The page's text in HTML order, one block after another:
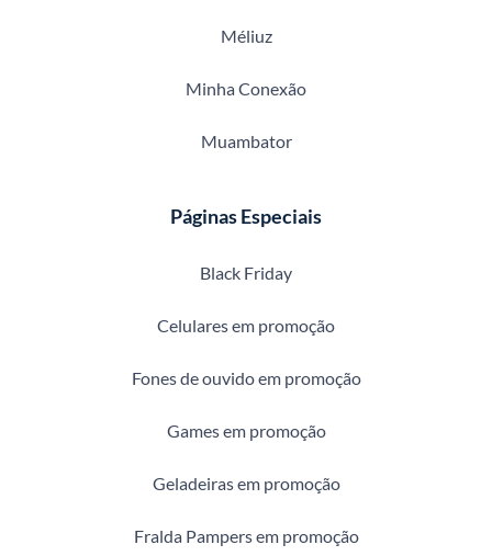
Méliuz
Minha Conexão
Muambator
Páginas Especiais
Black Friday
Celulares em promoção
Fones de ouvido em promoção
Games em promoção
Geladeiras em promoção
Fralda Pampers em promoção